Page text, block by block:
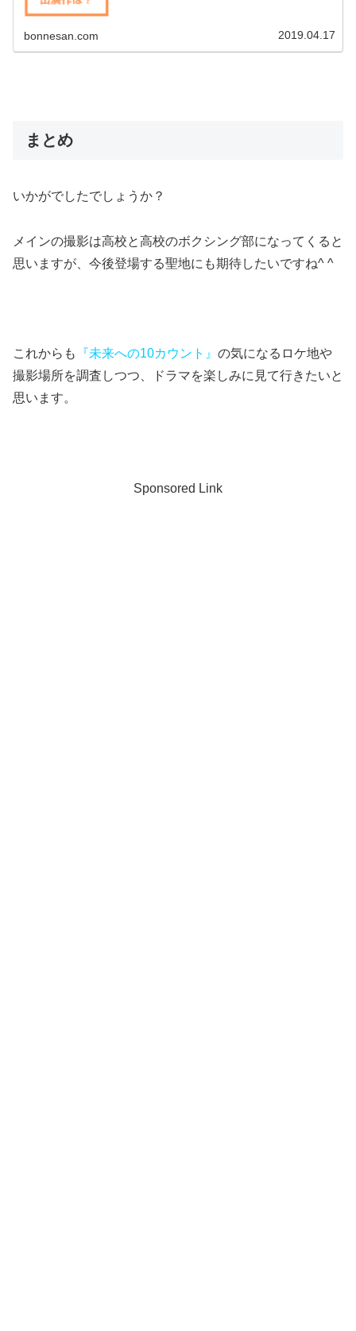
bonnesan.com 2019.04.17
まとめ
いかがでしたでしょうか？
メインの撮影は高校と高校のボクシング部になってくると
思いますが、今後登場する聖地にも期待したいですね^ ^
これからも 『未来への10カウント』 の気になるロケ地や
撮影場所を調査しつつ、ドラマを楽しみに見て行きたいと
思います。
Sponsored Link